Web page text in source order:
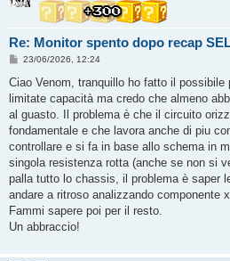
Re: Monitor spento dopo recap
M
s
a
g
g
i
o
23/06/2026, 12:24
Ciao Venom, tranquillo ho fatto il
limitate capacità ma credo che almeno
al guasto. Il problema è che il circuito
fondamentale e che lavora anche di piu
controllare e si fa in base allo schema in
singola resistenza rotta (anche se non si
palla tutto lo chassis, il problema è saper
andare a ritroso analizzando componente
Fammi sapere poi per il resto.
Un abbraccio!